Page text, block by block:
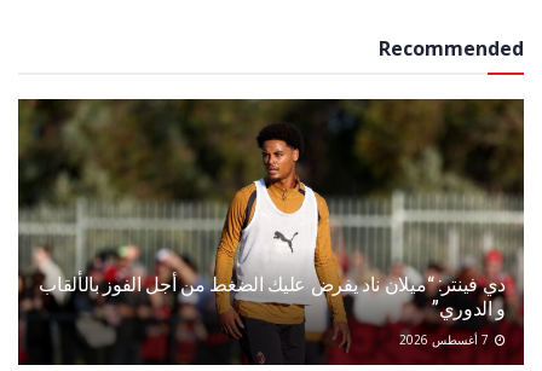
Recommended
دي فينتر: “ميلان ناد يفرض عليك الضغط من أجل الفوز بالألقاب
و الدوري”